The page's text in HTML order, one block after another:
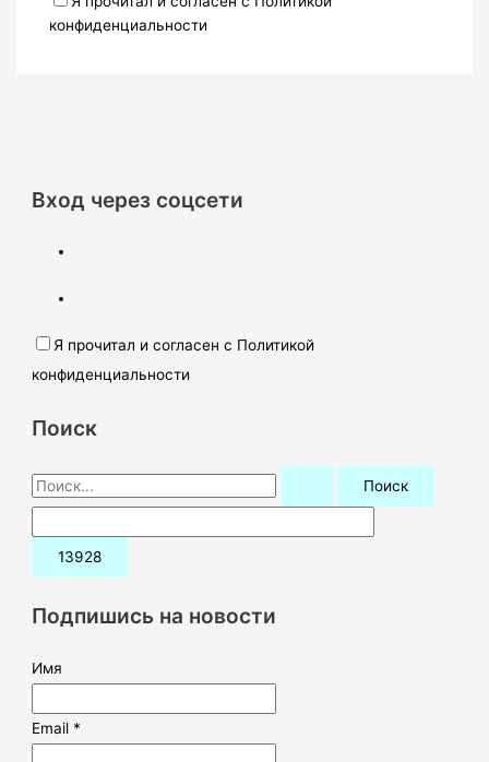
конфиденциальности
Вход через соцсети
Я прочитал и согласен с Политикой
конфиденциальности
Поиск
П
о
и
:Подпишись на новости
Имя
Email *